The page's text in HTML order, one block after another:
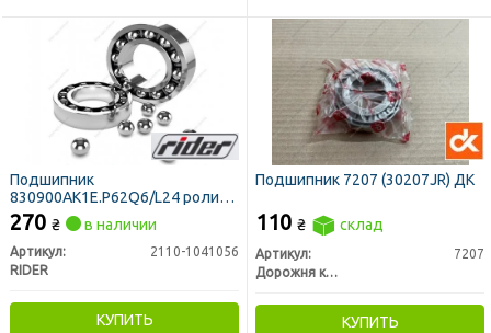
Подшипник
830900АК1Е.P62Q6/L24 ролик
натяж. привода генерат. и
компресс. ВАЗ (RIDER)
270 ₴ в наличии
Артикул:
2110-1041056
RIDER
КУПИТЬ
Подшипник 7207 (30207JR) ДК
110 ₴ склад
Артикул:
7207
Дорожня карта
КУПИТЬ